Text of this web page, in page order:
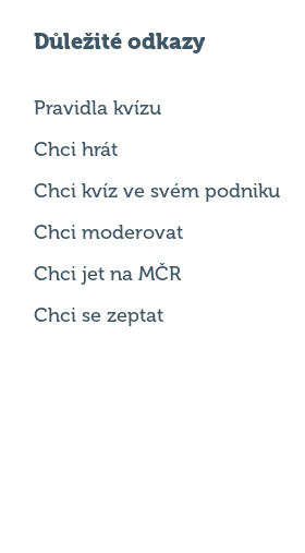
Důležité odkazy
Pravidla kvízu
Chci hrát
Chci kvíz ve svém podniku
Chci moderovat
Chci jet na MČR
Chci se zeptat